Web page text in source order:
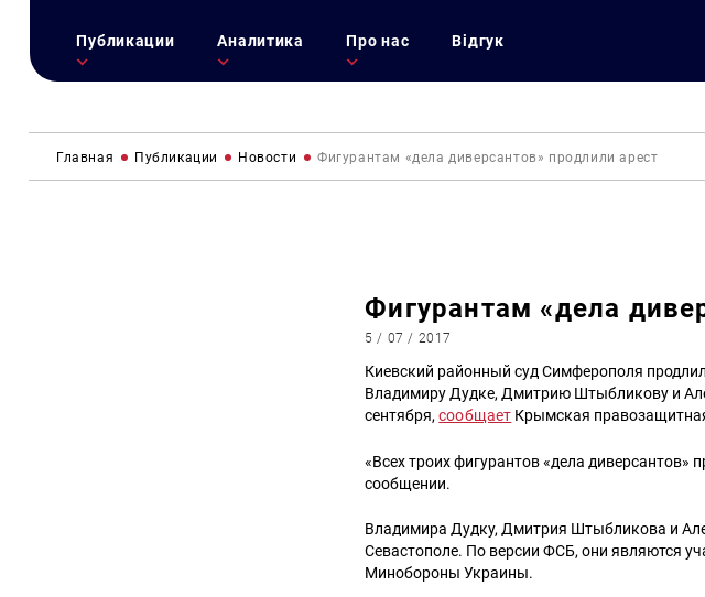
Публикации Аналитика Про нас Відгук
Главная Публикации Новости Фигурантам «дела диверсантов» продлили арест
Фигурантам «дела
5 / 07 / 2017
Киевский районный суд Симферополя
Владимиру Дудке, Дмитрию Штыбликову и
сентября,сообщает Крымская
«Всех троих фигурантов «дела
сообщении.
Владимира Дудку, Дмитрия Штыбликова и
Севастополе. По версии ФСБ, они являются
Минобороны Украины.